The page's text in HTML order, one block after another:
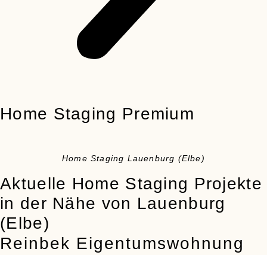
Home Staging Premium
Home Staging Lauenburg (Elbe)
Aktuelle Home Staging Projekte
in der Nähe von Lauenburg
(Elbe)
Reinbek Eigentumswohnung